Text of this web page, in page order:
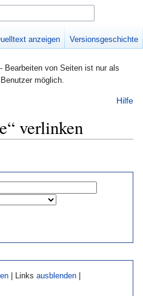
Bearbeiten von Seiten ist nur als
möglich.
Hilfe
verlinken
| Links ausblenden|
anzeigen Versionsgeschichte